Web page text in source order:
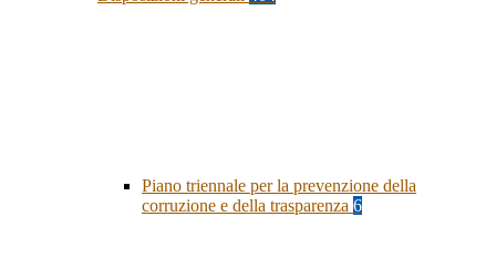
Piano triennale per la prevenzione della
corruzione e della trasparenza 6